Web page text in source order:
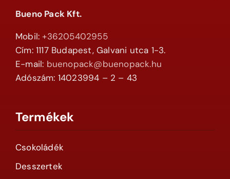
Bueno Pack Kft.
Mobil:+36205402955
Cím: 1117 Budapest, Galvani utca 1-3.
E-mail: buenopack@buenopack.hu
Adószám: 14023994 – 2 – 43
Termékek
Csokoládék
Desszertek